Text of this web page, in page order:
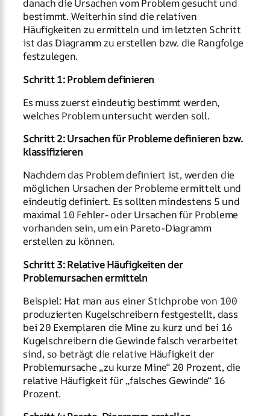
danach die Ursachen vom Problem gesucht und
bestimmt. Weiterhin sind die relativen
Häufigkeiten zu ermitteln und im letzten Schritt
ist das Diagramm zu erstellen bzw. die Rangfolge
festzulegen.
Schritt 1: Problem definieren
Es muss zuerst eindeutig bestimmt werden,
welches Problem untersucht werden soll.
Schritt 2: Ursachen für Probleme definieren bzw.
klassifizieren
Nachdem das Problem definiert ist, werden die
möglichen Ursachen der Probleme ermittelt und
eindeutig definiert. Es sollten mindestens 5 und
maximal 10 Fehler- oder Ursachen für Probleme
vorhanden sein, um ein Pareto-Diagramm
erstellen zu können.
Schritt 3: Relative Häufigkeiten der
Problemursachen ermitteln
Beispiel: Hat man aus einer Stichprobe von 100
produzierten Kugelschreibern festgestellt, dass
bei 20 Exemplaren die Mine zu kurz und bei 16
Kugelschreibern die Gewinde falsch verarbeitet
sind, so beträgt die relative Häufigkeit der
Problemursache „zu kurze Mine“ 20 Prozent, die
relative Häufigkeit für „falsches Gewinde“ 16
Prozent.